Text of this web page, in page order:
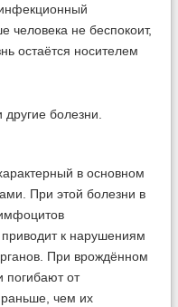
человека не беспокоит,
остаётся носителем
болезни.
в основном
При этой болезни в
приводит к нарушениям
При врождённом
погибают от
чем их